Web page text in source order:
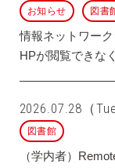
お知らせ 図書
情報ネットワー
HPが閲覧できな
2026.07.28（Tue
図書館
（学内者）